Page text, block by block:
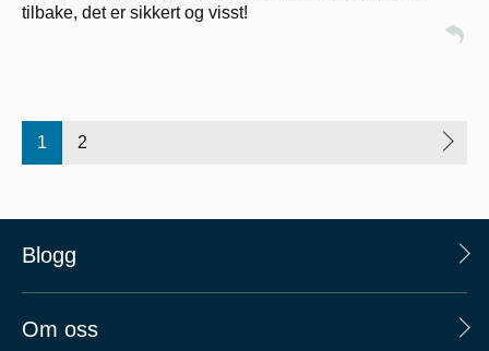
tilbake, det er sikkert og visst!
1 2
Blogg
Om oss